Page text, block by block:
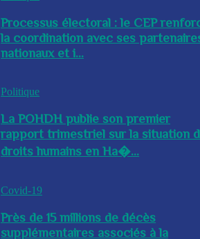
Processus électoral : le CEP
la coordination avec ses
nationaux et i...
Politique
La POHDH publie son premier
rapport trimestriel sur la situation
droits humains en Ha�...
Covid-19
Près de 15 millions de décès
supplémentaires associés à la